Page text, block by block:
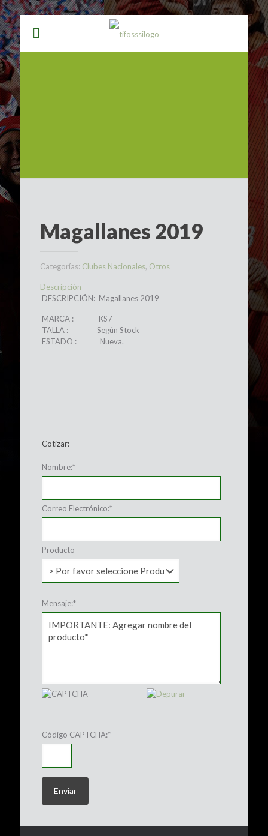
Magallanes 2019
Categorías: Clubes Nacionales, Otros
Descripción
DESCRIPCIÓN: Magallanes 2019
MARCA : KS7
TALLA : Según Stock
ESTADO : Nueva.
Cotizar:
Nombre:*
Correo Electrónico:*
Producto
Mensaje:*
Código CAPTCHA:*